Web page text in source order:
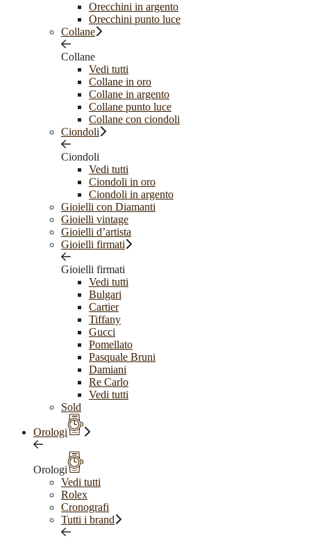
Orecchini in argento
Orecchini punto luce
Collane
Collane
Vedi tutti
Collane in oro
Collane in argento
Collane punto luce
Collane con ciondoli
Ciondoli
Ciondoli
Vedi tutti
Ciondoli in oro
Ciondoli in argento
Gioielli con Diamanti
Gioielli vintage
Gioielli d’artista
Gioielli firmati
Gioielli firmati
Vedi tutti
Bulgari
Cartier
Tiffany
Gucci
Pomellato
Pasquale Bruni
Damiani
Re Carlo
Vedi tutti
Sold
Orologi
Orologi
Vedi tutti
Rolex
Cronografi
Tutti i brand